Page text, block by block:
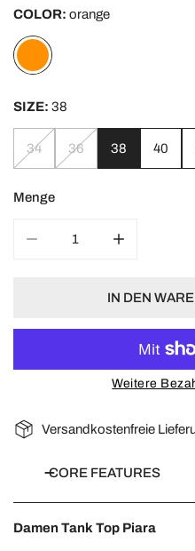
COLOR: orange
SIZE: 38
34 36 38 40
Menge
IN DEN
Weitere
Versandkostenfreie
CORE FEATURES
Damen Tank Top Piara